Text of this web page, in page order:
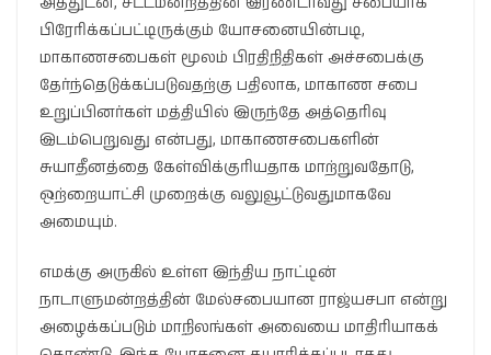
பிரேரிக்கப்பட்டிருக்கும் யோசனையின்படி,
மாகாணசபைகள் மூலம் பிரதிநிதிகள் அச்சபைக்கு
தேர்ந்தெடுக்கப்படுவதற்கு பதிலாக, மாகாண சபை
உறுப்பினர்கள் மத்தியில் இருந்தே அத்தெரிவு
இடம்பெறுவது என்பது, மாகாணசபைகளின்
சுயாதீனத்தை கேள்விக்குரியதாக மாற்றுவதோடு,
ஒற்றையாட்சி முறைக்கு வலுவூட்டுவதுமாகவே
அமையும்.
எமக்கு அருகில் உள்ள இந்திய நாட்டின்
நாடாளுமன்றத்தின் மேல்சபையான ராஜ்யசபா என்று
அழைக்கப்படும் மாநிலங்கள் அவையை மாதிரியாகக்